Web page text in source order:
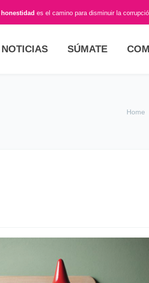
honestidad es el camino para disminuir la
NOTICIAS SÚMATE
Home